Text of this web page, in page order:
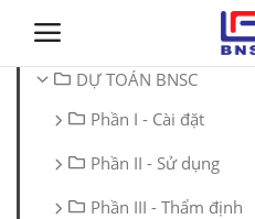
Đăng nhập
Trang chủ
DỰ TOÁN BNSC
Phần I - Cài đặt
Phần II - Sử dụng
Phần III - Thẩm định